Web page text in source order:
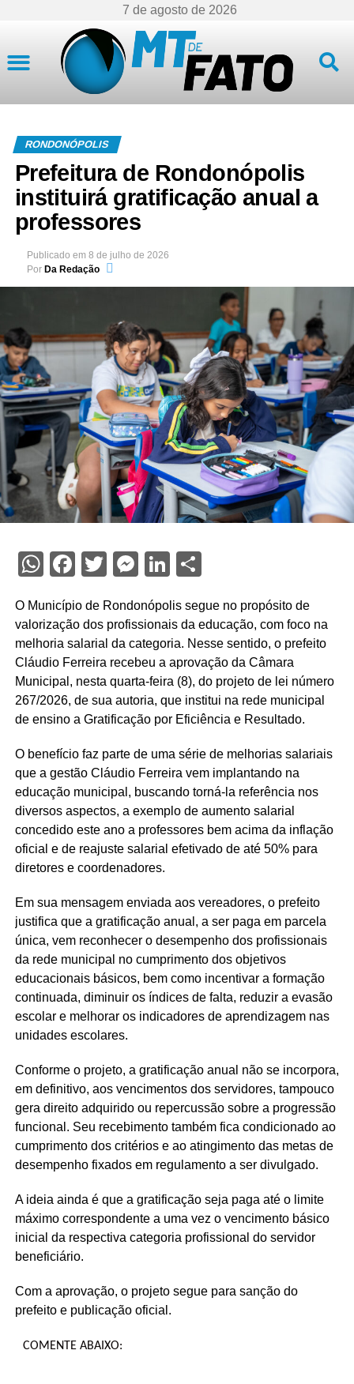
7 de agosto de 2026
RONDONÓPOLIS
Prefeitura de Rondonópolis
instituirá gratificação anual a
professores
Publicado em 8 de julho de 2026
Por Da Redação
WhatsApp
Facebook
Twitter
Messenger
LinkedIn
Share
O Município de Rondonópolis segue no propósito de
valorização dos profissionais da educação, com foco na
melhoria salarial da categoria. Nesse sentido, o prefeito
Cláudio Ferreira recebeu a aprovação da Câmara
Municipal, nesta quarta-feira (8), do projeto de lei número
267/2026, de sua autoria, que institui na rede municipal
de ensino a Gratificação por Eficiência e Resultado.
O benefício faz parte de uma série de melhorias salariais
que a gestão Cláudio Ferreira vem implantando na
educação municipal, buscando torná-la referência nos
diversos aspectos, a exemplo de aumento salarial
concedido este ano a professores bem acima da inflação
oficial e de reajuste salarial efetivado de até 50% para
diretores e coordenadores.
Em sua mensagem enviada aos vereadores, o prefeito
justifica que a gratificação anual, a ser paga em parcela
única, vem reconhecer o desempenho dos profissionais
da rede municipal no cumprimento dos objetivos
educacionais básicos, bem como incentivar a formação
continuada, diminuir os índices de falta, reduzir a evasão
escolar e melhorar os indicadores de aprendizagem nas
unidades escolares.
Conforme o projeto, a gratificação anual não se incorpora,
em definitivo, aos vencimentos dos servidores, tampouco
gera direito adquirido ou repercussão sobre a progressão
funcional. Seu recebimento também fica condicionado ao
cumprimento dos critérios e ao atingimento das metas de
desempenho fixados em regulamento a ser divulgado.
A ideia ainda é que a gratificação seja paga até o limite
máximo correspondente a uma vez o vencimento básico
inicial da respectiva categoria profissional do servidor
beneficiário.
Com a aprovação, o projeto segue para sanção do
prefeito e publicação oficial.
COMENTE ABAIXO: